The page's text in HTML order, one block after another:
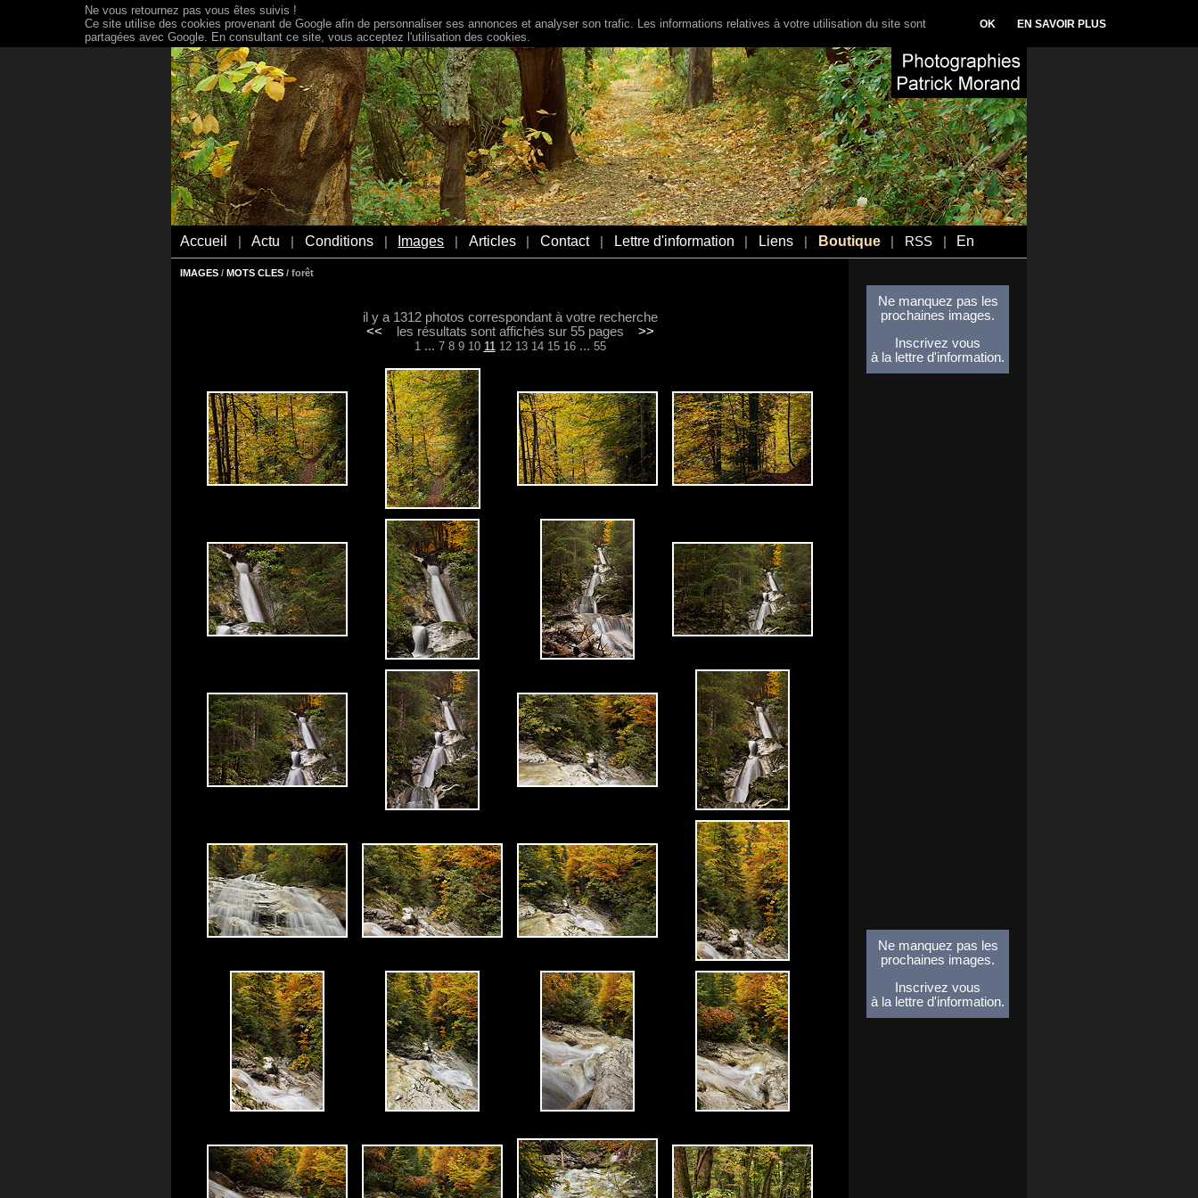
Accueil Actu Conditions Images Articles Contact Lettre d'information Liens Boutique RSS En
IMAGES / MOTS CLES / forêt
il y a 1312 photos correspondant à votre recherche
<< les résultats sont affichés sur 55 pages >>
1... 7 8 9 10 11 12 13 14 15 16... 55
Ne manquez pas les
prochaines images.
Inscrivez vous
à la lettre d'information.
Ne manquez pas les
prochaines images.
Inscrivez vous
à la lettre d'information.
Ne vous retournez pas vous êtes suivis !
Ce site utilise des cookies provenant de Google afin de personnaliser ses annonces et analyser son trafic. Les informations relatives à votre utilisation du site sont
partagées avec Google. En consultant ce site, vous acceptez l'utilisation des cookies.
OK EN SAVOIR PLUS